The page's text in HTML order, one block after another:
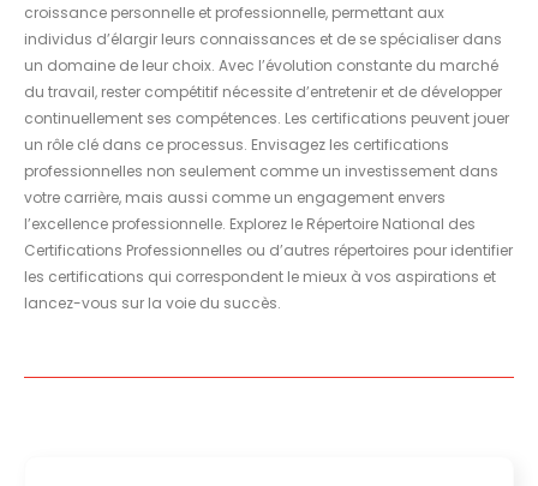
croissance personnelle et professionnelle, permettant aux
individus d’élargir leurs connaissances et de se spécialiser dans
un domaine de leur choix. Avec l’évolution constante du marché
du travail, rester compétitif nécessite d’entretenir et de développer
continuellement ses compétences. Les certifications peuvent jouer
un rôle clé dans ce processus. Envisagez les certifications
professionnelles non seulement comme un investissement dans
votre carrière, mais aussi comme un engagement envers
l’excellence professionnelle. Explorez le Répertoire National des
Certifications Professionnelles ou d’autres répertoires pour identifier
les certifications qui correspondent le mieux à vos aspirations et
lancez-vous sur la voie du succès.